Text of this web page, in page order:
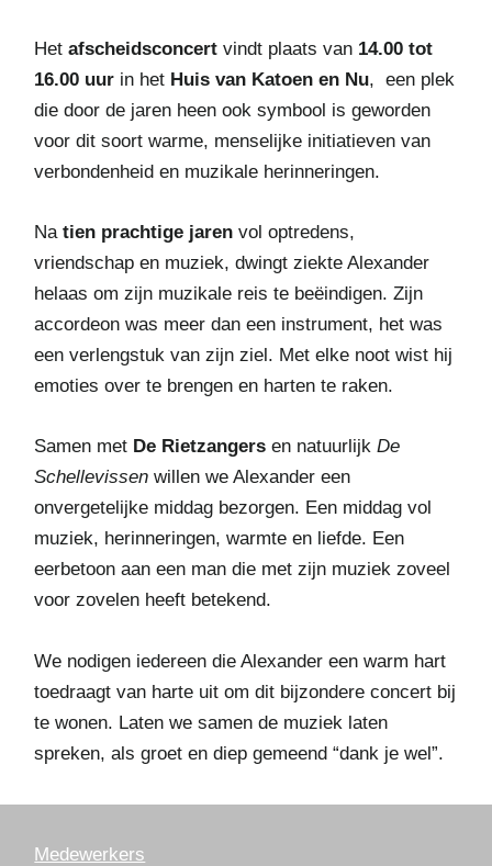
Hetafscheidsconcert vindt plaats van 14.00 tot
16.00 uur in het Huis van Katoen en Nu, een plek
die door de jaren heen ook symbool is geworden
voor dit soort warme, menselijke initiatieven van
verbondenheid en muzikale herinneringen.
Natien prachtige jaren vol optredens,
vriendschap en muziek, dwingt ziekte Alexander
helaas om zijn muzikale reis te beëindigen. Zijn
accordeon was meer dan een instrument, het was
een verlengstuk van zijn ziel. Met elke noot wist hij
emoties over te brengen en harten te raken.
Samen met De Rietzangers en natuurlijkDe
Schellevissen willen we Alexander een
onvergetelijke middag bezorgen. Een middag vol
muziek, herinneringen, warmte en liefde. Een
eerbetoon aan een man die met zijn muziek zoveel
voor zovelen heeft betekend.
We nodigen iedereen die Alexander een warm hart
toedraagt van harte uit om dit bijzondere concert bij
te wonen. Laten we samen de muziek laten
spreken, als groet en diep gemeend “dank je wel”.
Medewerkers